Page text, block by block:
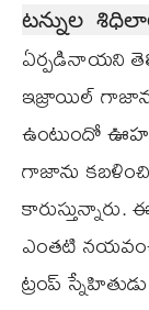
టన్నుల
ఏర్పడినాయని
ఇజ్రాయిల్‌
ఉంటుందో ఊహకే
గాజాను
ఎంతటి
ట్రంప్‌